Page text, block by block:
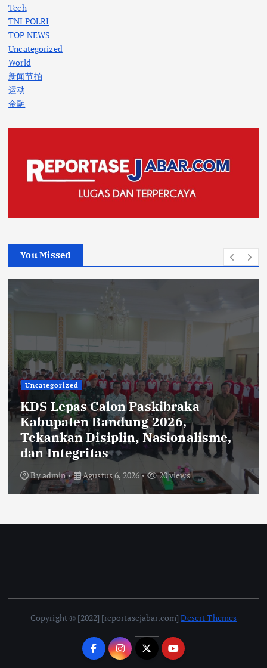
Tech
TNI POLRI
TOP NEWS
Uncategorized
World
新闻节拍
运动
金融
You Missed
Uncategorized
Rehabilitasi Ruang Kelas SMPN 2
Cilengkrang: CV Cipta Purnama
Abadi Diduga Langgar Aturan
Transparansi dan K3
Byadmin Agustus 6, 2026 35 views
Copyright © [2022] [reportasejabar.com]Desert Themes